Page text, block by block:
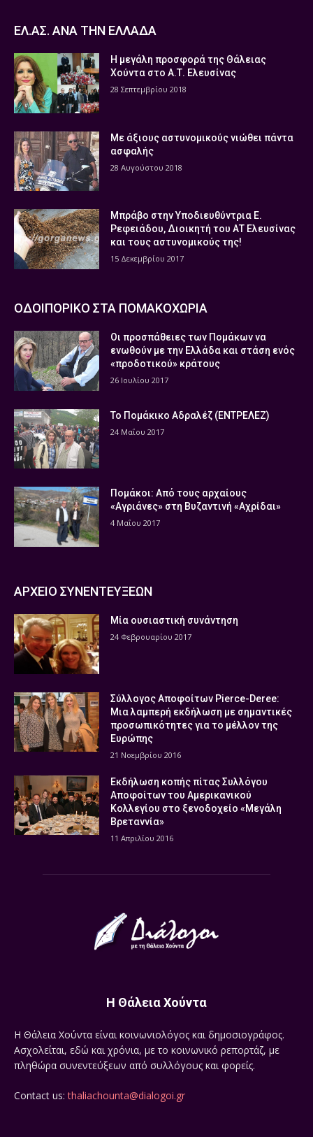
ΕΛ.ΑΣ. ΑΝΑ ΤΗΝ ΕΛΛΑΔΑ
Η μεγάλη προσφορά της Θάλειας
Χούντα στο Α.Τ. Ελευσίνας
28 Σεπτεμβρίου 2018
Με άξιους αστυνομικούς νιώθει πάντα
ασφαλής
28 Αυγούστου 2018
Μπράβο στην Υποδιευθύντρια Ε.
Ρεφειάδου, Διοικητή του ΑΤ Ελευσίνας
και τους αστυνομικούς της!
15 Δεκεμβρίου 2017
ΟΔΟΙΠΟΡΙΚΟ ΣΤΑ ΠΟΜΑΚΟΧΩΡΙΑ
Οι προσπάθειες των Πομάκων να
ενωθούν με την Ελλάδα και στάση ενός
«προδοτικού» κράτους
26 Ιουλίου 2017
Το Πομάκικο Αδραλέζ (ΕΝΤΡΕΛΕΖ)
24 Μαΐου 2017
Πομάκοι: Από τους αρχαίους
«Αγριάνες» στη Βυζαντινή «Αχρίδαι»
4 Μαΐου 2017
ΑΡΧΕΙΟ ΣΥΝΕΝΤΕΥΞΕΩΝ
Μία ουσιαστική συνάντηση
24 Φεβρουαρίου 2017
Σύλλογος Αποφοίτων Pierce-Deree:
Μια λαμπερή εκδήλωση με σημαντικές
προσωπικότητες για το μέλλον της
Ευρώπης
21 Νοεμβρίου 2016
Εκδήλωση κοπής πίτας Συλλόγου
Αποφοίτων του Αμερικανικού
Κολλεγίου στο ξενοδοχείο «Μεγάλη
Βρεταννία»
11 Απριλίου 2016
Η Θάλεια Χούντα
Η Θάλεια Χούντα είναι κοινωνιολόγος και δημοσιογράφος.
Ασχολείται, εδώ και χρόνια, με το κοινωνικό ρεπορτάζ, με
πληθώρα συνεντεύξεων από συλλόγους και φορείς.
Contact us:thaliachounta@dialogoi.gr